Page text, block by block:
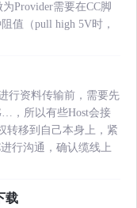
Provider需要在CC脚
值（pull high 5V时，
行资料传输前，需要先
，所以有些Host会接
转移到自己本身上，紧
行沟通，确认缆线上
载